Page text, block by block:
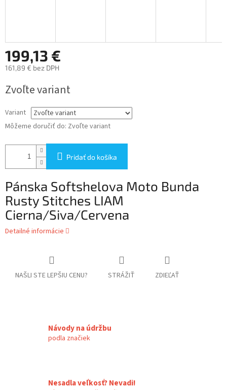
199,13 €
161,89 € bez DPH
cena:
Zvoľte variant
Variant
Môžeme doručiť do: Zvoľte variant
Pridať do košíka
Pánska Softshelova Moto Bunda
Rusty Stitches LIAM
Cierna/Siva/Cervena
Detailné informácie
NAŠLI STE LEPŠIU CENU? STRÁŽIŤ ZDIEĽAŤ
Návody na údržbu
podla značiek
Nesadla veľkosť? Nevadi!